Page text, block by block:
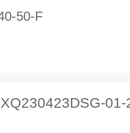
50-F
XQ230423DSG-01-